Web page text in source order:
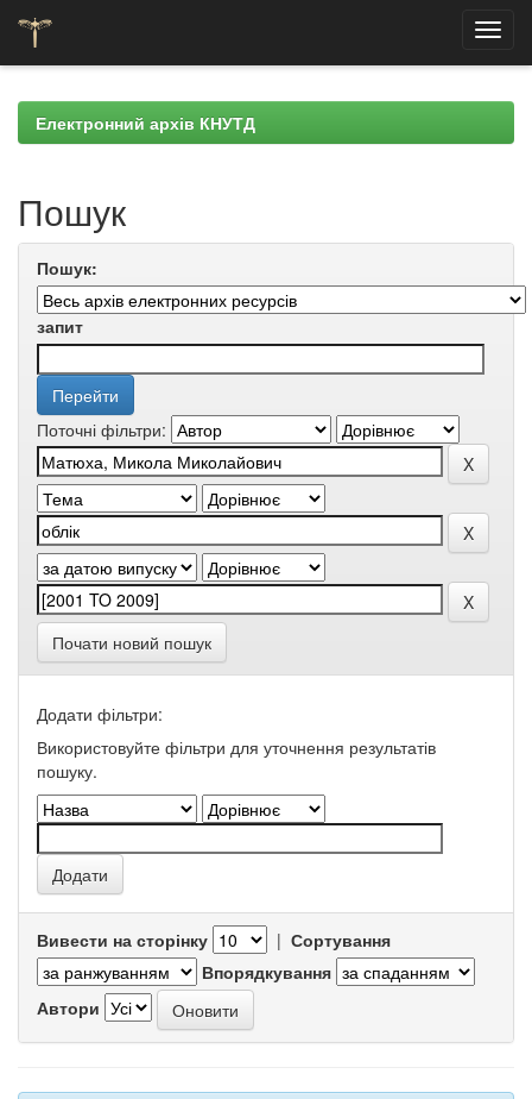
navigationЕлектронний архів КНУТД
Пошук
Пошук:
запит
Поточні фільтри:
Почати новий пошук
Додати фільтри:
Використовуйте фільтри для уточнення результатів
пошуку.
Вивести на сторінку | Сортування
Впорядкування
Автори